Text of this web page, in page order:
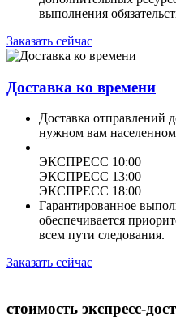
выполнения
Заказать сейчас
Доставка ко времени
Доставка отправлений
нужном вам
ЭКСПРЕСС 10:00
ЭКСПРЕСС 13:00
ЭКСПРЕСС 18:00
Гарантированное
обеспечивается
всем пути следования.
Заказать сейчас
стоимость экспресс-